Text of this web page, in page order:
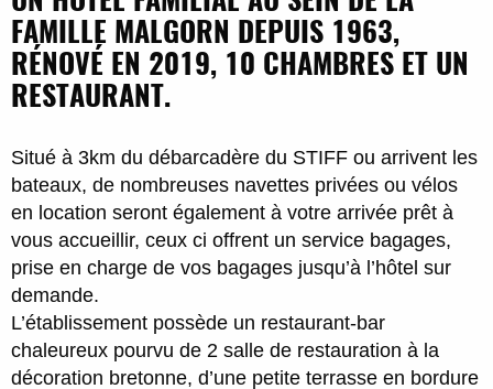
FAMILLE MALGORN DEPUIS 1963,
RÉNOVÉ EN 2019, 10 CHAMBRES ET UN
RESTAURANT.
Situé à 3km du débarcadère du STIFF ou arrivent les
bateaux, de nombreuses navettes privées ou vélos
en location seront également à votre arrivée prêt à
vous accueillir, ceux ci offrent un service bagages,
prise en charge de vos bagages jusqu’à l’hôtel sur
demande.
L’établissement possède un restaurant-bar
chaleureux pourvu de 2 salle de restauration à la
décoration bretonne, d’une petite terrasse en bordure